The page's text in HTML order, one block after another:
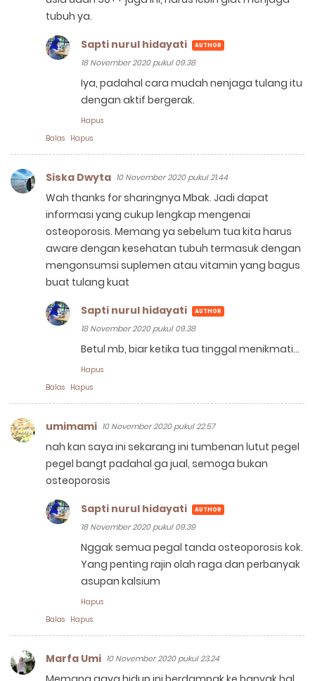
tubuh ya.
Balas Hapus
Sapti nurul hidayati
18 November 2020 pukul 09.38
Iya, padahal cara mudah nenjaga tulang itu
dengan aktif bergerak.
Hapus
Siska Dwyta 10 November 2020 pukul 21.44
Wah thanks for sharingnya Mbak. Jadi dapat
informasi yang cukup lengkap mengenai
osteoporosis. Memang ya sebelum tua kita harus
aware dengan kesehatan tubuh termasuk dengan
mengonsumsi suplemen atau vitamin yang bagus
buat tulang kuat
Balas Hapus
Sapti nurul hidayati
18 November 2020 pukul 09.38
Betul mb, biar ketika tua tinggal menikmati...
Hapus
umimami 10 November 2020 pukul 22.57
nah kan saya ini sekarang ini tumbenan lutut pegel
pegel bangt padahal ga jual, semoga bukan
osteoporosis
Balas Hapus
Sapti nurul hidayati
18 November 2020 pukul 09.39
Nggak semua pegal tanda osteoporosis kok.
Yang penting rajin olah raga dan perbanyak
asupan kalsium
Hapus
Marfa Umi 10 November 2020 pukul 23.24